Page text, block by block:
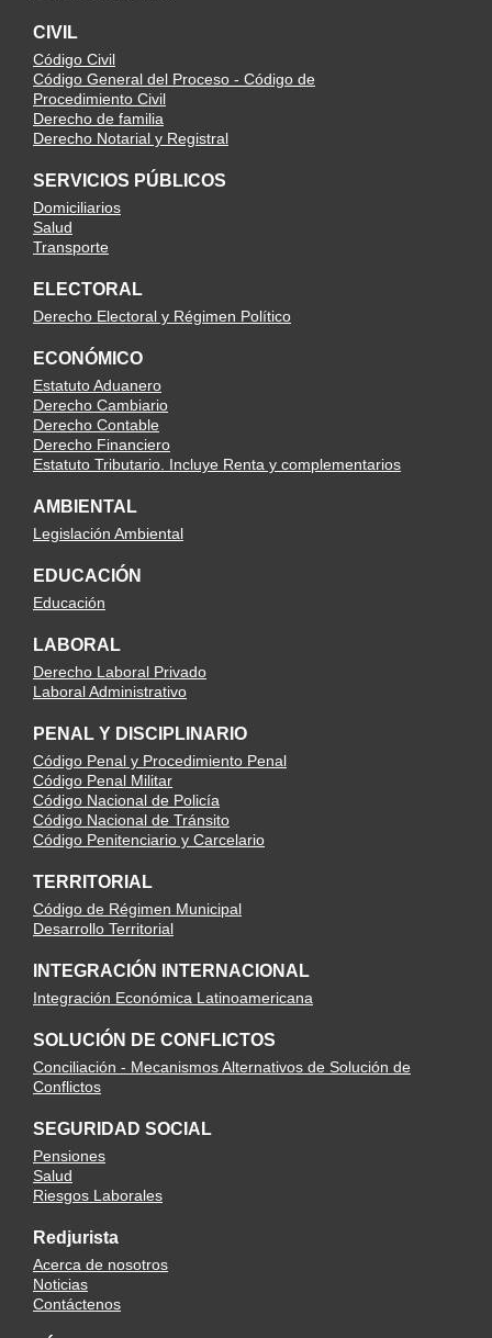
CIVIL
Código Civil
Código General del Proceso - Código de
Procedimiento Civil
Derecho de familia
Derecho Notarial y Registral
SERVICIOS PÚBLICOS
Domiciliarios
Salud
Transporte
ELECTORAL
Derecho Electoral y Régimen Político
ECONÓMICO
Estatuto Aduanero
Derecho Cambiario
Derecho Contable
Derecho Financiero
Estatuto Tributario. Incluye Renta y complementarios
AMBIENTAL
Legislación Ambiental
EDUCACIÓN
Educación
LABORAL
Derecho Laboral Privado
Laboral Administrativo
PENAL Y DISCIPLINARIO
Código Penal y Procedimiento Penal
Código Penal Militar
Código Nacional de Policía
Código Nacional de Tránsito
Código Penitenciario y Carcelario
TERRITORIAL
Código de Régimen Municipal
Desarrollo Territorial
INTEGRACIÓN INTERNACIONAL
Integración Económica Latinoamericana
SOLUCIÓN DE CONFLICTOS
Conciliación - Mecanismos Alternativos de Solución de
Conflictos
SEGURIDAD SOCIAL
Pensiones
Salud
Riesgos Laborales
Redjurista
Acerca de nosotros
Noticias
Contáctenos